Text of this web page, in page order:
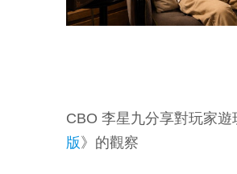
CBO 李星九分享對玩家遊
版》的觀察